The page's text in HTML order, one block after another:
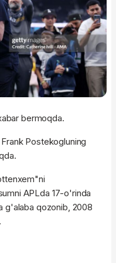
bermoqda.
Postekogluning
APLda 17-o'rinda
g'alaba qozonib, 2008